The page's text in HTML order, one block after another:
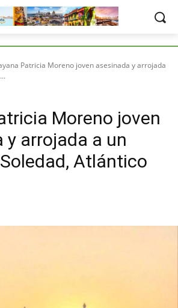
Patricia Moreno joven asesinada y arrojada
Moreno joven
y arrojada a un
Atlántico